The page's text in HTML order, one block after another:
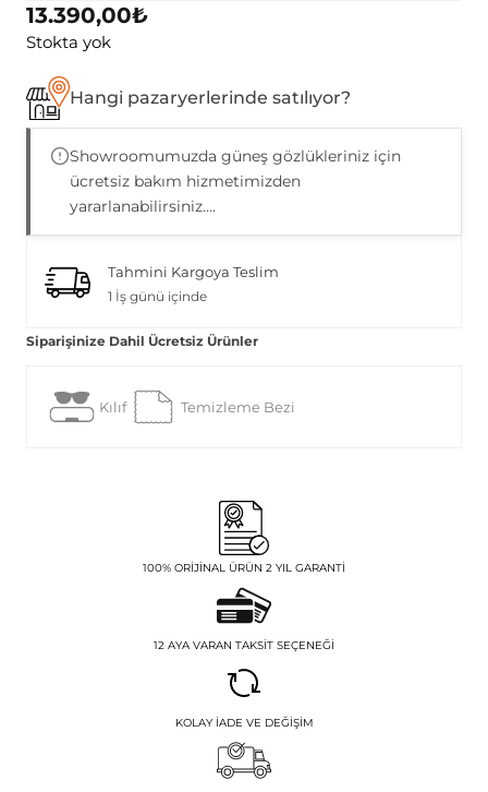
13.390,00₺
Stokta yok
Hangi pazaryerlerinde satılıyor?
Showroomumuzda güneş gözlükleriniz için
ücretsiz bakım hizmetimizden
yararlanabilirsiniz....
Tahmini Kargoya Teslim
1 İş günü içinde
Siparişinize Dahil Ücretsiz Ürünler
Kılıf Temizleme Bezi
100% ORIJINAL ÜRÜN 2 YIL GARANTI
12 AYA VARAN TAKSIT SEÇENEĞI
KOLAY İADE VE DEĞIŞIM